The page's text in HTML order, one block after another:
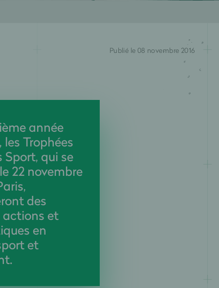
année
Trophées
Sport, qui se
22 novembre
des
actions et
en
et
Publié le 08 novembre 2016